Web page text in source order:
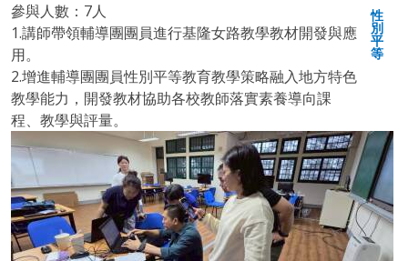
參與人數：7人
1.講師帶領輔導團團員進行基隆女路教學教材開發與應
用。
2.增進輔導團團員性別平等教育教學策略融入地方特色
教學能力，開發教材協助各校教師落實素養導向課
程、教學與評量。
性
別
平
等